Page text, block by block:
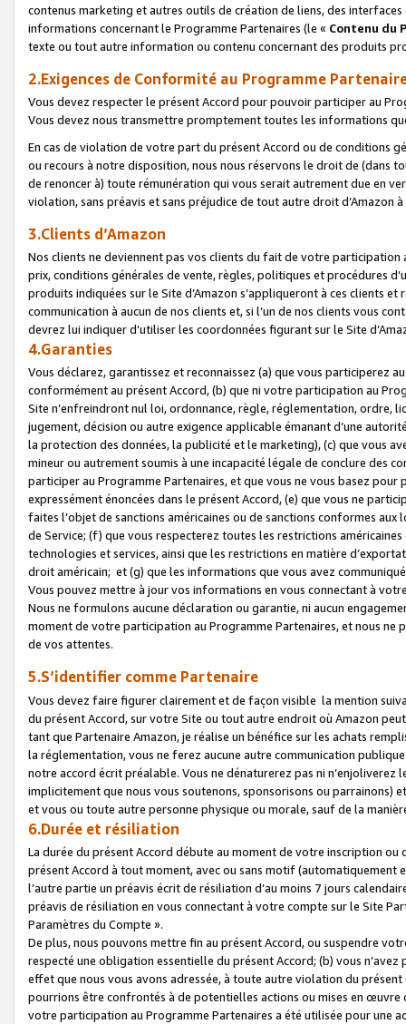
contenus marketing et autres outils de création de liens, des
informations concernant le Programme Partenaires (le « Contenu du
texte ou tout autre information ou contenu concernant des produits
2.Exigences de Conformité au Programme
Vous devez respecter le présent Accord pour pouvoir participer au
Vous devez nous transmettre promptement toutes les informations
En cas de violation de votre part du présent Accord ou de conditions
ou recours à notre disposition, nous nous réservons le droit de (dans
de renoncer à) toute rémunération qui vous serait autrement due en
violation, sans préavis et sans préjudice de tout autre droit
3.Clients d’Amazon
Nos clients ne deviennent pas vos clients du fait de votre
prix, conditions générales de vente, règles, politiques et procédures
produits indiquées sur le Site d’Amazon s’appliqueront à ces clients
communication à aucun de nos clients et, si l’un de nos clients vous
devrez lui indiquer d’utiliser les coordonnées figurant sur le Site
4.Garanties
Vous déclarez, garantissez et reconnaissez (a) que vous participerez
conformément au présent Accord, (b) que ni votre participation au
Site n’enfreindront nul loi, ordonnance, règle, réglementation, ordre,
jugement, décision ou autre exigence applicable émanant d’une
la protection des données, la publicité et le marketing), (c) que vous
mineur ou autrement soumis à une incapacité légale de conclure des
participer au Programme Partenaires, et que vous ne vous basez
expressément énoncées dans le présent Accord, (e) que vous ne
faites l’objet de sanctions américaines ou de sanctions conformes
de Service; (f) que vous respecterez toutes les restrictions
technologies et services, ainsi que les restrictions en matière
droit américain; et (g) que les informations que vous avez
Vous pouvez mettre à jour vos informations en vous connectant à
Nous ne formulons aucune déclaration ou garantie, ni aucun
moment de votre participation au Programme Partenaires, et nous
de vos attentes.
5.S’identifier comme Partenaire
Vous devez faire figurer clairement et de façon visible la mention
du présent Accord, sur votre Site ou tout autre endroit où Amazon
tant que Partenaire Amazon, je réalise un bénéfice sur les achats
la réglementation, vous ne ferez aucune autre communication
notre accord écrit préalable. Vous ne dénaturerez pas ni
implicitement que nous vous soutenons, sponsorisons ou parrainons)
et vous ou toute autre personne physique ou morale, sauf de la
6.Durée et résiliation
La durée du présent Accord débute au moment de votre inscription
présent Accord à tout moment, avec ou sans motif (automatiquement
l’autre partie un préavis écrit de résiliation d’au moins 7 jours
préavis de résiliation en vous connectant à votre compte sur le Site
Paramètres du Compte ».
De plus, nous pouvons mettre fin au présent Accord, ou suspendre
respecté une obligation essentielle du présent Accord; (b) vous
effet que nous vous avons adressée, à toute autre violation du
pourrions être confrontés à de potentielles actions ou mises en
votre participation au Programme Partenaires a été utilisée pour une